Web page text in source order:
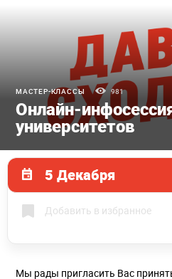
МАСТЕР-КЛАССЫ 981
Онлайн-
университетов
5 Декабря
Добавить в избранное
Мы рады пригласить Вас